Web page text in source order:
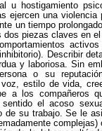
u hostigamiento
ejercen una
un tiempo
piezas claves en
Describir
y laboriosa. Sin
o su
estilo de vida,
a los compañeros
el acoso
de su trabajo. Se le